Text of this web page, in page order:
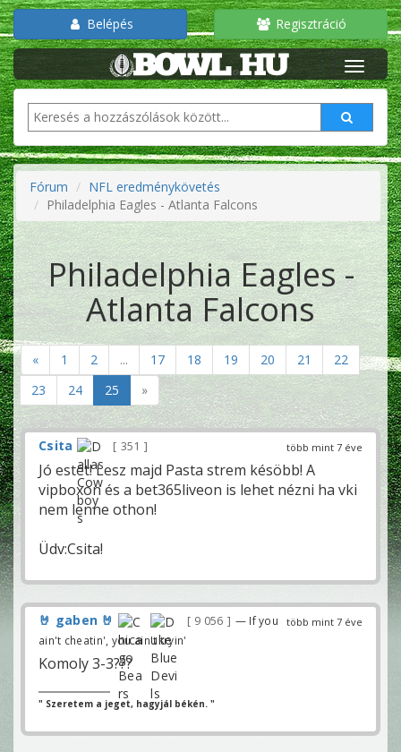
Belépés Regisztráció
Fórum
NFL eredménykövetés
Philadelphia Eagles - Atlanta Falcons
Philadelphia Eagles -
Atlanta Falcons
« 1 2 ... 17 18 19 20 21
22
23
24 25 »
több mint 7 éve
Csita 351
Jó estét! Lesz majd Pasta strem késöbb! A
vipboxon és a bet365liveon is lehet nézni ha vki
nem lenne othon!
Üdv:Csita!
több mint 7 éve
🤘 gaben 🤘 9 056
— If you
ain't cheatin', you ain't tryin'
Komoly 3-3???
" Szeretem a jeget, hagyjál békén. "